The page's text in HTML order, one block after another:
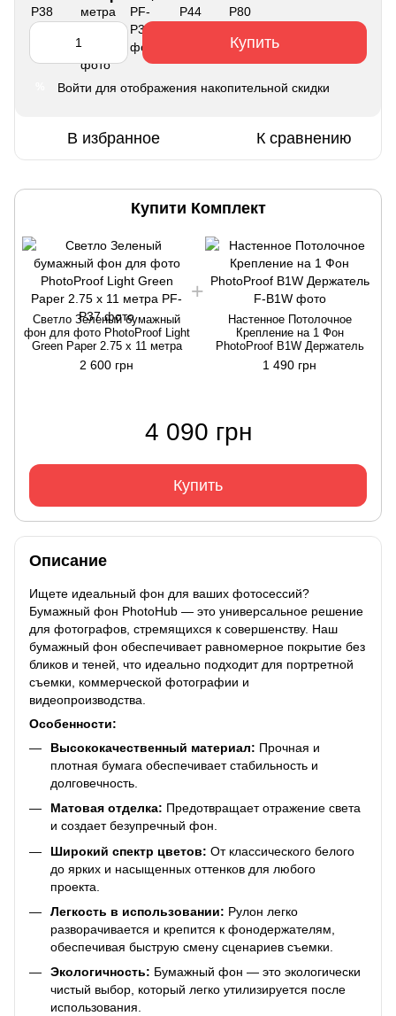
Купить
Войти для отображения накопительной скидки
В избранное К сравнению
Купити Комплект
Светло Зеленый бумажный
фон для фото PhotoProof Light
Green Paper 2.75 x 11 метра
2 600 грн
Настенное Потолочное
Крепление на 1 Фон
PhotoProof B1W Держатель
1 490 грн
4 090 грн
Купить
Описание
Ищете идеальный фон для ваших фотосессий?
Бумажный фон PhotoHub — это универсальное решение
для фотографов, стремящихся к совершенству. Наш
бумажный фон обеспечивает равномерное покрытие без
бликов и теней, что идеально подходит для портретной
съемки, коммерческой фотографии и
видеопроизводства.
Особенности:
Высококачественный материал: Прочная и
плотная бумага обеспечивает стабильность и
долговечность.
Матовая отделка: Предотвращает отражение света
и создает безупречный фон.
Широкий спектр цветов: От классического белого
до ярких и насыщенных оттенков для любого
проекта.
Легкость в использовании: Рулон легко
разворачивается и крепится к фонодержателям,
обеспечивая быструю смену сценариев съемки.
Экологичность: Бумажный фон — это экологически
чистый выбор, который легко утилизируется после
использования.